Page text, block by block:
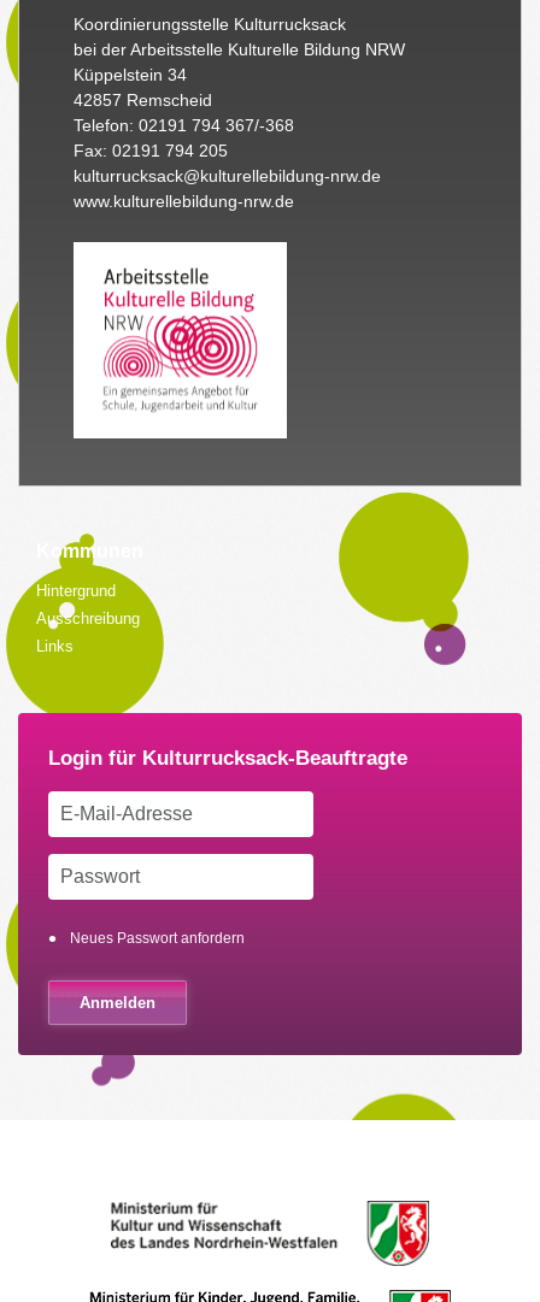
Koordinierungsstelle Kulturrucksack
bei der Arbeitsstelle Kulturelle Bildung NRW
Küppelstein 34
42857 Remscheid
Telefon: 02191 794 367/-368
Fax: 02191 794 205
kulturrucksack@kulturellebildung-nrw.de
www.kulturellebildung-nrw.de
Kommunen
Hintergrund
Ausschreibung
Links
Neues Passwort anfordern